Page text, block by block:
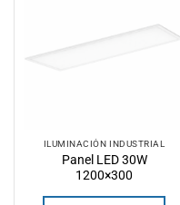
ILUMINACIÓN INDUSTRIAL
Panel LED 30W
1200×300